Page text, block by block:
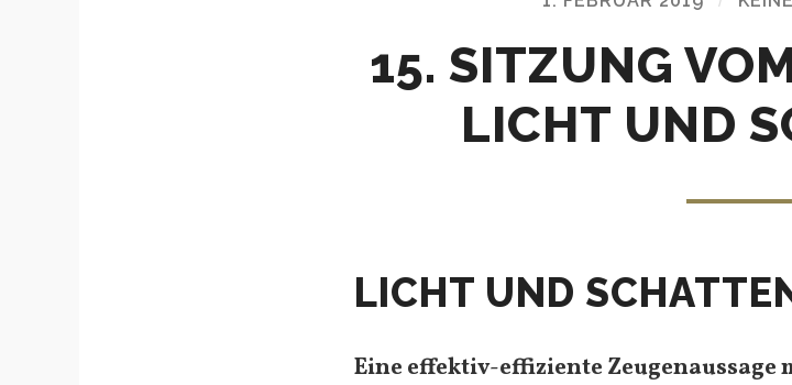
15. SITZUNG
LICHT UND
LICHT UND
Eine effektiv-effiziente Zeugenaussage